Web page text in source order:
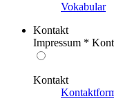
Vokabular
Kontakt
Impressum *
Kontakt